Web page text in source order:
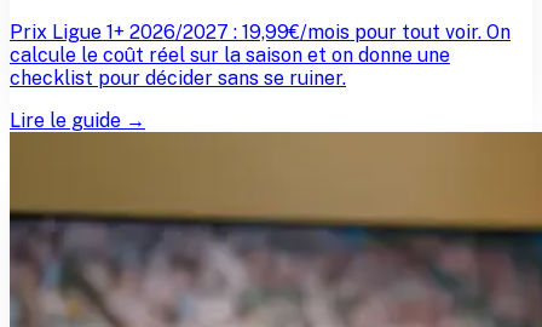
Prix Ligue 1+ 2026/2027 : 19,99€/mois pour tout voir. On
calcule le coût réel sur la saison et on donne une
checklist pour décider sans se ruiner.
Lire le guide →